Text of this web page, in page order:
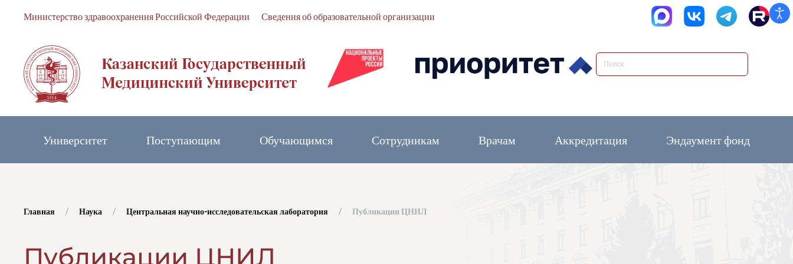
Министерство здравоохранения Российской Федерации Сведения об образовательной организации
Университет Поступающим Обучающимся Сотрудникам Врачам Аккредитация Эндаумент фонд
Главная Наука Центральная научно-исследовательская лаборатория Публикации ЦНИЛ
Публикации ЦНИЛ